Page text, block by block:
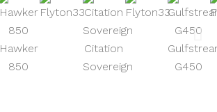
Hawker
850
Citation
Sovereign
G450